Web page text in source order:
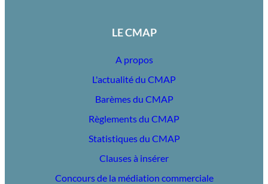
LE CMAP
A propos
L'actualité du CMAP
Barèmes du CMAP
Règlements du CMAP
Statistiques du CMAP
Clauses à insérer
Concours de la médiation commerciale